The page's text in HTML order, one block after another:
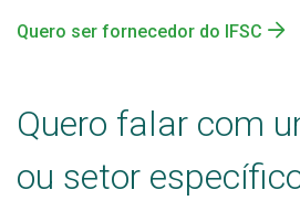
Quero ser fornecedor do IFSC
Quero falar com
ou setor